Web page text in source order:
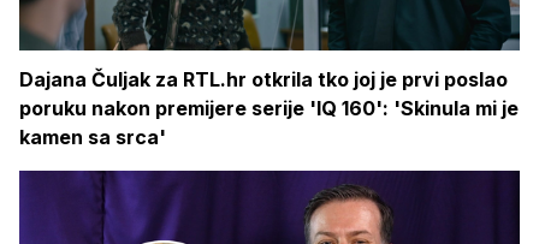
Dajana Čuljak za RTL.hr otkrila tko joj je prvi poslao
poruku nakon premijere serije 'IQ 160': 'Skinula mi je
kamen sa srca'